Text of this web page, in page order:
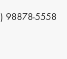
98878-5558